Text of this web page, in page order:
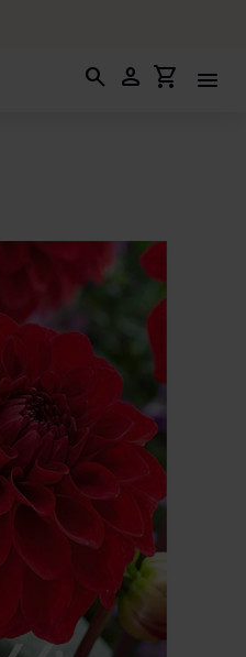
search person shopping_cart menu